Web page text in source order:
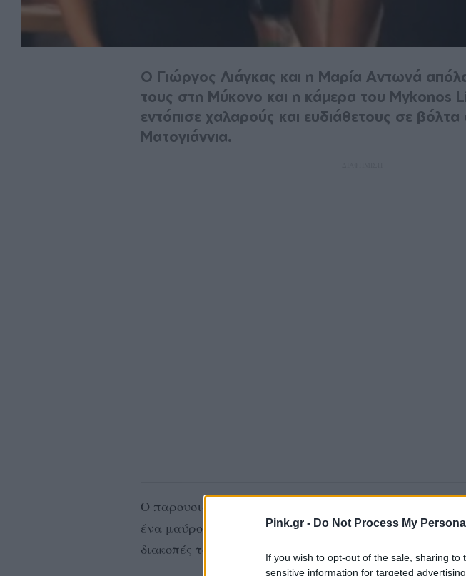
Pink.gr - Do Not Process My
If you wish to opt-out of the sale, sharing
sensitive information for targeted
Ο Γιώργος Λιάγκας και η Μαρία Αντωνά
τους στη Μύκονο και η κάμερα του Mykonos
εντόπισε χαλαρούς και ευδιάθετους σε βόλτα
Ματογιάννια.
O παρουσιαστής του ΑΝΤ1 φορούσε γυαλιά ηλίου, ενώ
ένα μαύρο μίνι φόρεμα. Το ζευγάρι επέλεξε το νησί
διακοπές του και μάλιστα έβγαλε μια selfie με τον